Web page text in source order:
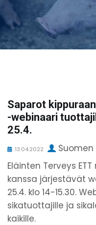
Saparot
-webinaari
25.4.
13.04.2022
Eläinten Terveys
kanssa järjestävät
25.4. klo 14-15.30.
sikatuottajille ja
kaikille.